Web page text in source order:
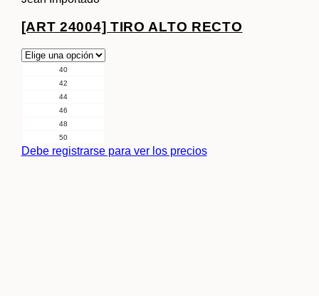
[ART 24004] TIRO ALTO RECTO
40
42
44
46
48
50
Debe registrarse para ver los precios